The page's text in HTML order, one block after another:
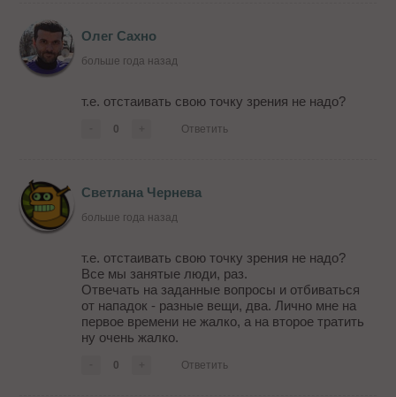
Олег Сахно
больше года назад
т.е. отстаивать свою точку зрения не надо?
0 Ответить
Светлана Чернева
больше года назад
т.е. отстаивать свою точку зрения не надо?
Все мы занятые люди, раз.
Отвечать на заданные вопросы и отбиваться
от нападок - разные вещи, два. Лично мне на
первое времени не жалко, а на второе тратить
ну очень жалко.
0 Ответить